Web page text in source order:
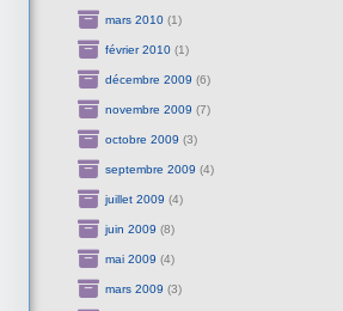
mars 2010(1)
février 2010(1)
décembre 2009 (6)
novembre 2009 (7)
octobre 2009 (3)
septembre 2009 (4)
juillet 2009 (4)
juin 2009 (8)
mai 2009 (4)
mars 2009 (3)